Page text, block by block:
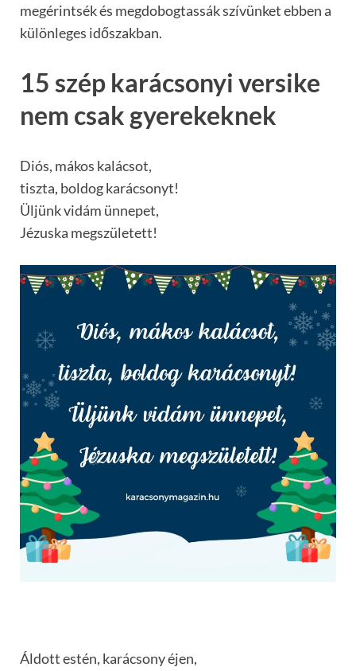
megérintsék és megdobogtassák szívünket ebben a
különleges időszakban.
15 szép karácsonyi versike
nem csak gyerekeknek
Diós, mákos kalácsot,
tiszta, boldog karácsonyt!
Üljünk vidám ünnepet,
Jézuska megszületett!
Áldott estén, karácsony éjen,